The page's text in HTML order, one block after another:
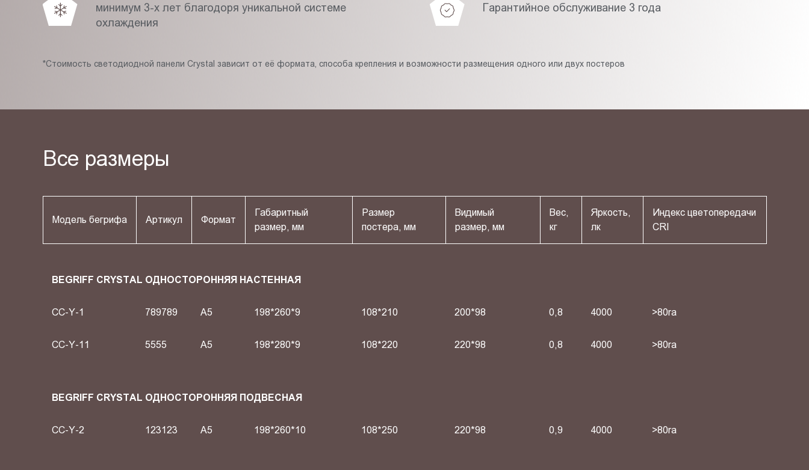
минимум 3-х лет благодоря уникальной системе
охлаждения
Гарантийное обслуживание 3 года
*Стоимость светодиодной панели Crystal зависит от её формата, способа крепления и возможности размещения одного или двух постеров
Все размеры
Модель бегрифа Артикул Формат
Габаритный
размер, мм
Размер
постера, мм
Видимый
размер, мм
Вес,
кг
Яркость,
лк
Индекс цветопередачи
СRI
BEGRIFF CRYSTAL ОДНОСТОРОННЯЯ НАСТЕННАЯ
CC-Y-1 789789 A5 198*260*9 108*210 200*98 0,8 4000 >80ra
CC-Y-11 5555 A5 198*280*9 108*220 220*98 0,8 4000 >80ra
BEGRIFF CRYSTAL ОДНОСТОРОННЯЯ ПОДВЕСНАЯ
CC-Y-2 123123 A5 198*260*10 108*250 220*98 0,9 4000 >80ra